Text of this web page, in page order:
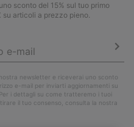
sconto del 15% sul tuo primo
su articoli a prezzo pieno.
newsletter e riceverai uno sconto
e-mail per inviarti aggiornamenti su
i dettagli su come tratteremo i tuoi
il tuo consenso, consulta la nostra